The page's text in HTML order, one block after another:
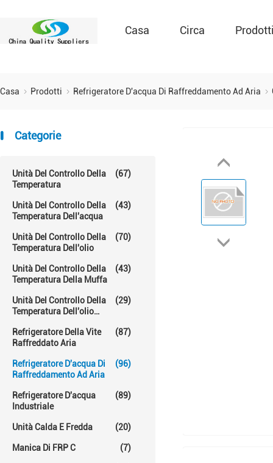
Casa Circa
Casa Prodotti Refrigeratore D'acqua Di Raffreddamento Ad Aria
Categorie
Unità Del Controllo Della
Temperatura
(67)
Unità Del Controllo Della
Temperatura Dell'acqua
(43)
Unità Del Controllo Della
Temperatura Dell'olio
(70)
Unità Del Controllo Della
Temperatura Della Muffa
(43)
Unità Del Controllo Della
Temperatura Dell'olio
(29)
Refrigeratore Della Vite
Raffreddato Aria
(87)
Refrigeratore D'acqua Di
Raffreddamento Ad Aria
(96)
Refrigeratore D'acqua
Industriale
(89)
Unità Calda E Fredda (20)
Manica Di FRP C (7)